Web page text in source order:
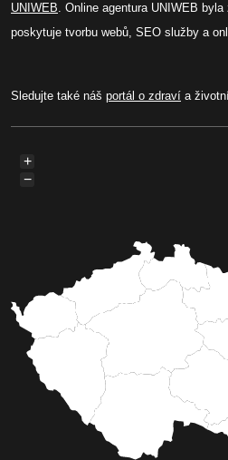
UNIWEB. Online agentura UNIWEB
poskytuje tvorbu webů, SEO služby a
Sledujte také náš portál o zdraví a
+
−